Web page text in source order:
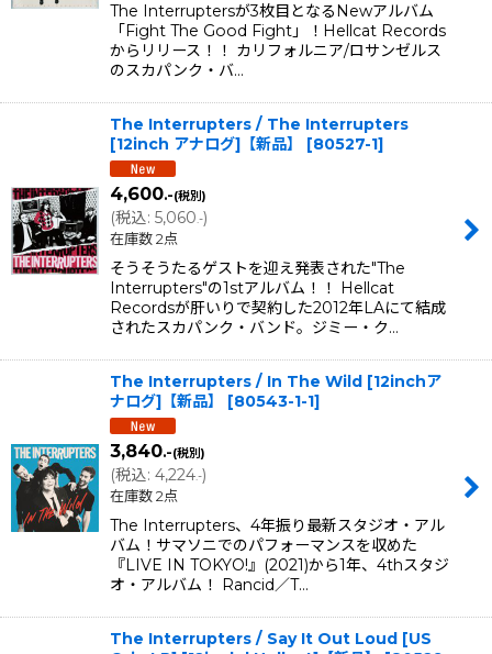
The Interruptersが3枚目となるNewアルバム
「Fight The Good Fight」！Hellcat Records
からリリース！！ カリフォルニア/ロサンゼルス
のスカパンク・バ…
The Interrupters / The Interrupters
[12inch アナログ]【新品】
[80527-1]
4,600.-(税別)
(税込: 5,060.-)
在庫数 2点
そうそうたるゲストを迎え発表された"The
Interrupters"の1stアルバム！！ Hellcat
Recordsが肝いりで契約した2012年LAにて結成
されたスカパンク・バンド。ジミー・ク…
The Interrupters / In The Wild [12inchア
ナログ]【新品】
[80543-1-1]
3,840.-(税別)
(税込: 4,224.-)
在庫数 2点
The Interrupters、4年振り最新スタジオ・アル
バム！サマソニでのパフォーマンスを収めた
『LIVE IN TOKYO!』(2021)から1年、4thスタジ
オ・アルバム！ Rancid／T…
The Interrupters / Say It Out Loud [US